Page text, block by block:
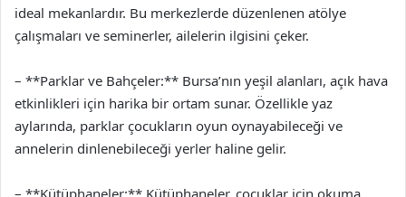
ideal mekanlardır. Bu merkezlerde düzenlenen atölye
çalışmaları ve seminerler, ailelerin ilgisini çeker.
– **Parklar ve Bahçeler:** Bursa’nın yeşil alanları, açık hava
etkinlikleri için harika bir ortam sunar. Özellikle yaz
aylarında, parklar çocukların oyun oynayabileceği ve
annelerin dinlenebileceği yerler haline gelir.
– **Kütüphaneler:** Kütüphaneler, çocuklar için okuma